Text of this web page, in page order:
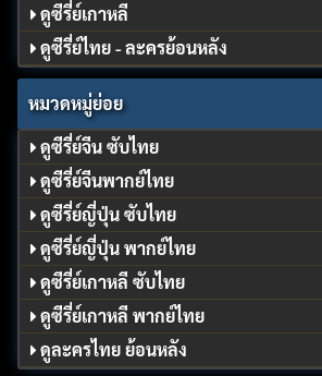
ดูซีรี่ย์เกาหลี
ดูซีรี่ย์ไทย - ละครย้อนหลัง
หมวดหมู่ย่อย
ดูซีรี่ย์จีน ซับไทย
ดูซีรี่ย์จีนพากย์ไทย
ดูซีรี่ย์ญี่ปุ่น ซับไทย
ดูซีรี่ย์ญี่ปุ่น พากย์ไทย
ดูซีรี่ย์เกาหลี ซับไทย
ดูซีรี่ย์เกาหลี พากย์ไทย
ดูละครไทย ย้อนหลัง